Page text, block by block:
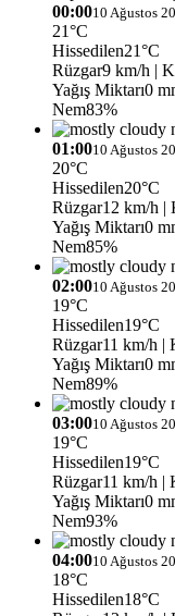
00:0010 Ağustos
21°C
Hissedilen21°C
Rüzgar9 km/h |
Yağış Miktarı0
Nem83%
01:0010 Ağustos
20°C
Hissedilen20°C
Rüzgar12 km/h |
Yağış Miktarı0
Nem85%
02:0010 Ağustos
19°C
Hissedilen19°C
Rüzgar11 km/h |
Yağış Miktarı0
Nem89%
03:0010 Ağustos
19°C
Hissedilen19°C
Rüzgar11 km/h |
Yağış Miktarı0
Nem93%
04:0010 Ağustos
18°C
Hissedilen18°C